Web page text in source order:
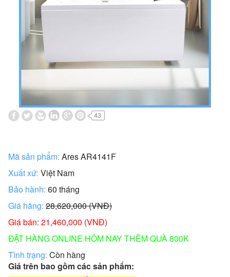
Mã sản phẩm: Ares AR4141F
Xuất xứ: Việt Nam
Bảo hành: 60 tháng
Giá hãng: 28,620,000 (VNĐ)
Giá bán: 21,460,000 (VNĐ)
ĐẶT HÀNG ONLINE HÔM NAY THÊM QUÀ 800K
Tình trạng: Còn hàng
Giá trên bao gồm các sản phẩm: